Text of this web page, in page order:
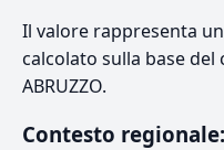
Il valore rappresenta
calcolato sulla base
ABRUZZO.
Contesto regionale: